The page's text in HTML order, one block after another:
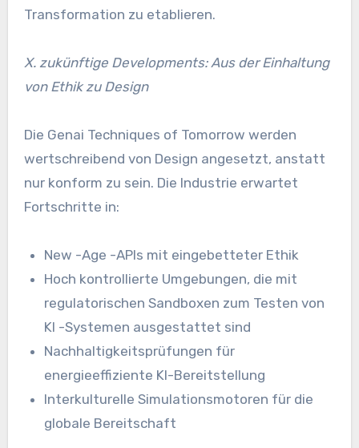
Transformation zu etablieren.
X. zukünftige Developments: Aus der Einhaltung
von Ethik zu Design
Die Genai Techniques of Tomorrow werden
wertschreibend von Design angesetzt, anstatt
nur konform zu sein. Die Industrie erwartet
Fortschritte in:
New -Age -APIs mit eingebetteter Ethik
Hoch kontrollierte Umgebungen, die mit
regulatorischen Sandboxen zum Testen von
KI -Systemen ausgestattet sind
Nachhaltigkeitsprüfungen für
energieeffiziente KI-Bereitstellung
Interkulturelle Simulationsmotoren für die
globale Bereitschaft